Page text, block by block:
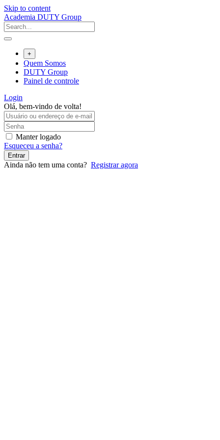
Skip to content
Academia DUTY Group
+
Quem Somos
DUTY Group
Painel de controle
Login
Olá, bem-vindo de volta!
Manter logado
Esqueceu a senha?
Entrar
Ainda não tem uma conta? Registrar agora